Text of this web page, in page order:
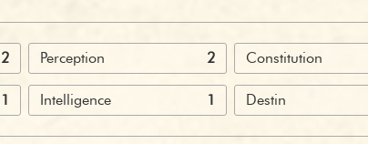
2 Perception 2 Constitution
1 Intelligence 1 Destin